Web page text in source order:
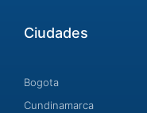
Ciudades
Bogota
Cundinamarca